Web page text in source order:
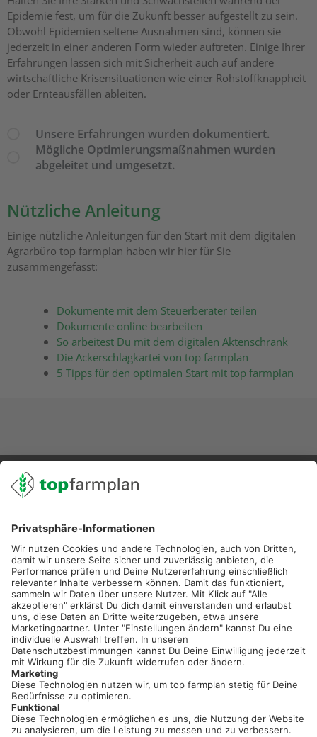
Epidemie fest, um für die Zukunft besser aufgestellt zu sein.
Obwohl Epidemien seltene Ausnahmen sind, können sie
jederzeit in einer anderen Form wieder auftreten. Einige Ihrer
Erfahrungen lassen sich mit Sicherheit auch auf andere
wirtschaftliche Krisensituationen wie einer Rohstoffknappheit
oder Ernteausfällen ableiten.
Unsere Erfahrungen wurden dokumentiert.
Mögliche Optimierungsmaßnahmen wurden
abgeleitet und umgesetzt.
Nützliche Anleitung
Einige nützliche Anleitungen für den Start mit dem digitalen
Agrarbüro top farmplan haben wir hier für Sie
zusammengefasst:
Dokumente mit dem Steuerberater teilen
Dokumente online bearbeiten
So arbeitest Du mit dem digitalen Aktenschrank
Die Ackerschlagkartei von top farmplan
5 Tipps für den optimalen Start mit top farmplan
02501 801 44 84
service@topfarmplan.de
Sei immer auf dem Laufenden!
Neue Features, spannende Tipps und hilfreiche Anleitungen!